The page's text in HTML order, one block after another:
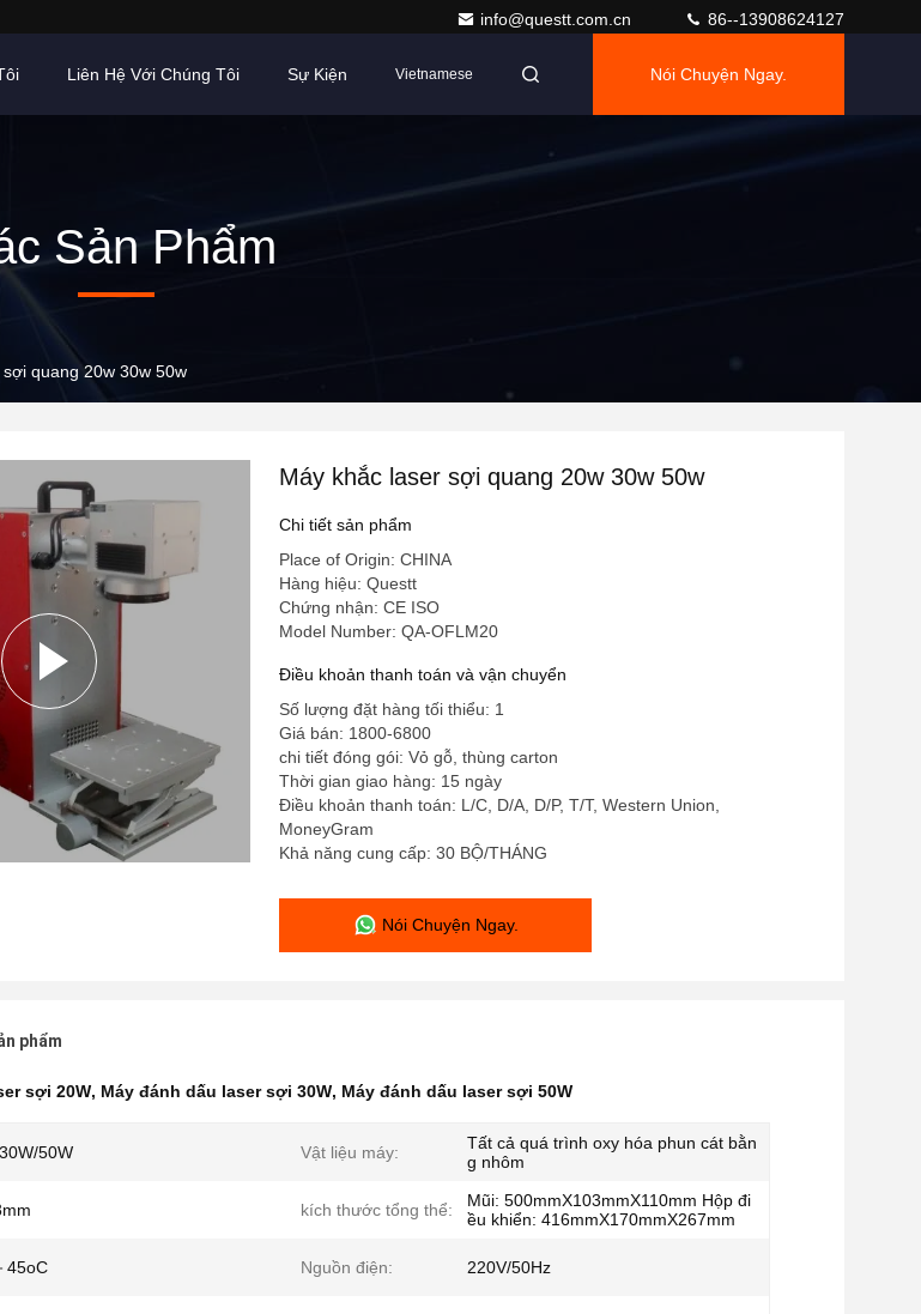
info@questt.com.cn 86--13908624127
Liên Hệ Với Chúng Tôi Sự Kiện Vietnamese Nói Chuyện Ngay.
Sản Phẩm
quang 20w 30w 50w
Máy khắc laser sợi quang 20w 30w 50w
Chi tiết sản phẩm
Place of Origin: CHINA
Hàng hiệu: Questt
Chứng nhận: CE ISO
Model Number: QA-OFLM20
Điều khoản thanh toán và vận chuyển
Số lượng đặt hàng tối thiểu: 1
Giá bán: 1800-6800
chi tiết đóng gói: Vỏ gỗ, thùng carton
Thời gian giao hàng: 15 ngày
Điều khoản thanh toán: L/C, D/A, D/P, T/T, Western Union,
MoneyGram
Khả năng cung cấp: 30 BỘ/THÁNG
Nói Chuyện Ngay.
phẩm
sợi 20W, Máy đánh dấu laser sợi 30W, Máy đánh dấu laser sợi 50W
50W Vật liệu máy:
Tất cả quá trình oxy hóa phun cát bằn
g nhôm
kích thước tổng thể:
Mũi: 500mmX103mmX110mm Hộp đi
ều khiển: 416mmX170mmX267mm
45oC Nguồn điện: 220V/50Hz